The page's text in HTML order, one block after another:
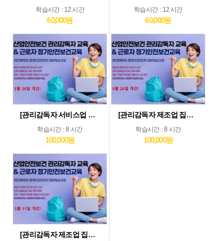
학습시간 : 12 시간
60,000원
학습시간 : 12 시간
60,000원
[관리감독자 서비스업 및 기타업 집체교육_5월29일] 기타업종 및 서비스업종 관리감독자 집체 교육...5월29일 개강
학습시간 : 8 시간
100,000원
[관리감독자 제조업 집체교육_5월26일] 제조업종 관리감독자 집체 교육...5월26일 개강
학습시간 : 8 시간
100,000원
[관리감독자 제조업 집체교육_5월11일] 제조업종 관리감독자 집체 교육...5월11일 개강